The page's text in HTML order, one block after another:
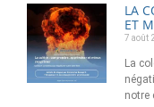
LA
ET
7 août
La
notre